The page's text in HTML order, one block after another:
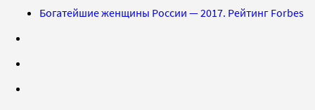
Богатейшие женщины России — 2017. Рейтинг Forbes